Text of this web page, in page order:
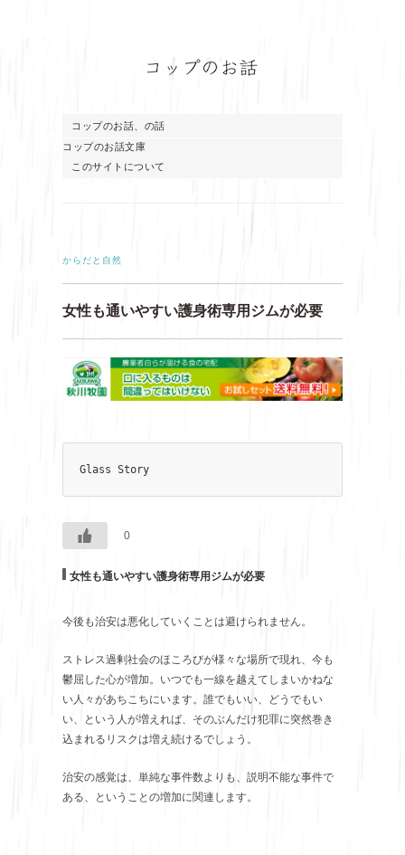
コップのお話、の話
コップのお話文庫
このサイトについて
からだと自然
女性も通いやすい護身術専用ジムが必要
Glass Story
0
女性も通いやすい護身術専用ジムが必要
今後も治安は悪化していくことは避けられません。
ストレス過剰社会のほころびが様々な場所で現れ、今も
鬱屈した心が増加。いつでも一線を越えてしまいかねな
い人々があちこちにいます。誰でもいい、どうでもい
い、という人が増えれば、そのぶんだけ犯罪に突然巻き
込まれるリスクは増え続けるでしょう。
治安の感覚は、単純な事件数よりも、説明不能な事件で
ある、ということの増加に関連します。